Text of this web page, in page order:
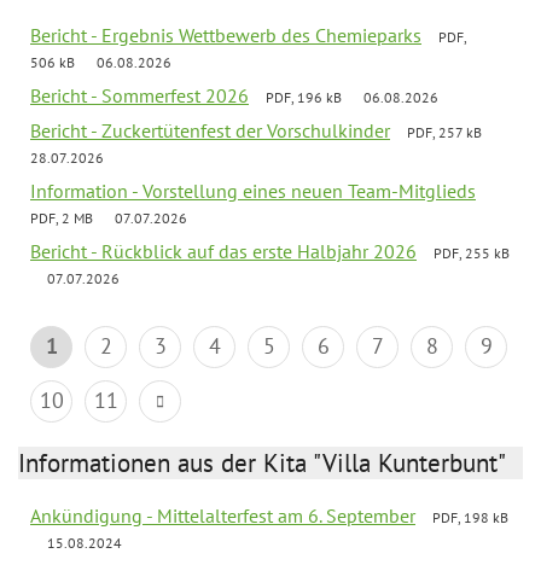
Bericht - Ergebnis Wettbewerb des Chemieparks
PDF,
506 kB
06.08.2026
Bericht - Sommerfest 2026 PDF, 196 kB 06.08.2026
Bericht - Zuckertütenfest der Vorschulkinder
PDF, 257 kB
28.07.2026
Information - Vorstellung eines neuen Team-Mitglieds
PDF, 2 MB 07.07.2026
Bericht - Rückblick auf das erste Halbjahr 2026
PDF, 255 kB
07.07.2026
1 2 3 4 5 6 7 8
9
10
11
Informationen aus der Kita "Villa Kunterbunt"
Ankündigung - Mittelalterfest am 6. September
PDF, 198 kB
15.08.2024